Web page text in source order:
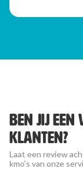
Ben jij een
klanten?
Laat een review
kmo’s van onze